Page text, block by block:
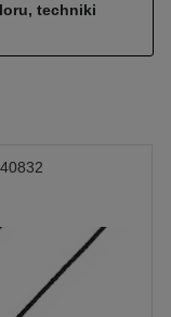
techniki